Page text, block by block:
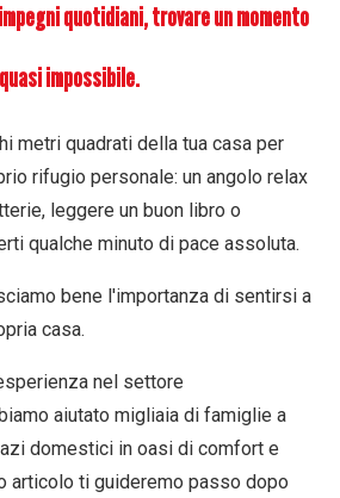
quotidiani, trovare un momento
impossibile.
metri quadrati della tua casa per
rifugio personale: un angolo relax
leggere un buon libro o
qualche minuto di pace assoluta.
bene l'importanza di sentirsi a
casa.
nel settore
aiutato migliaia di famiglie a
domestici in oasi di comfort e
articolo ti guideremo passo dopo